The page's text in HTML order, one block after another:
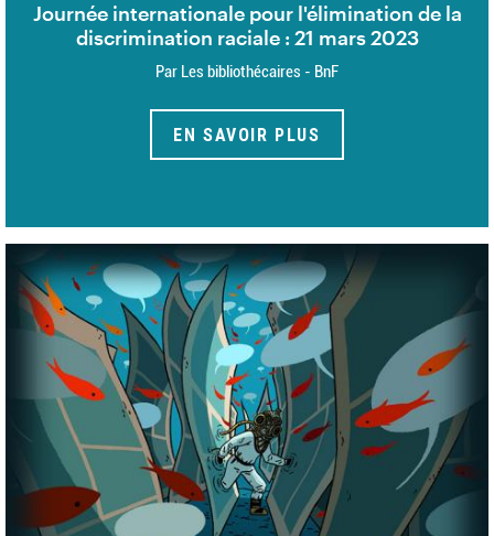
Journée internationale pour l'élimination de la
discrimination raciale : 21 mars 2023
Par Les bibliothécaires - BnF
EN SAVOIR PLUS